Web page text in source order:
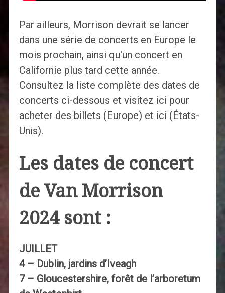
Par ailleurs, Morrison devrait se lancer
dans une série de concerts en Europe le
mois prochain, ainsi qu'un concert en
Californie plus tard cette année.
Consultez la liste complète des dates de
concerts ci-dessous et visitez ici pour
acheter des billets (Europe) et ici (États-
Unis).
Les dates de concert
de Van Morrison
2024 sont :
JUILLET
4 – Dublin, jardins d’Iveagh
7 – Gloucestershire, forêt de l’arboretum